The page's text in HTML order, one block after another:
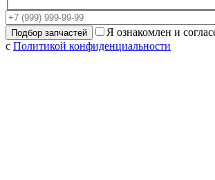
Я ознакомлен и
с Политикой конфиденциальности